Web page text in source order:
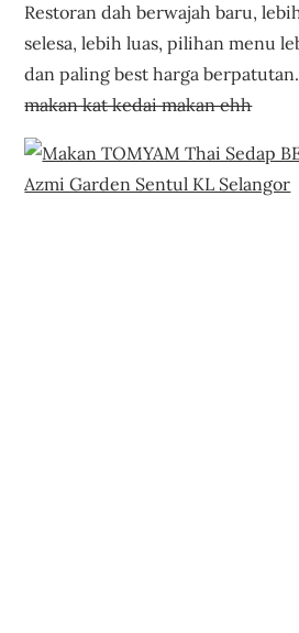
Restoran dah berwajah baru,
selesa, lebih luas, pilihan menu
dan paling best harga
makan kat kedai makan ehh